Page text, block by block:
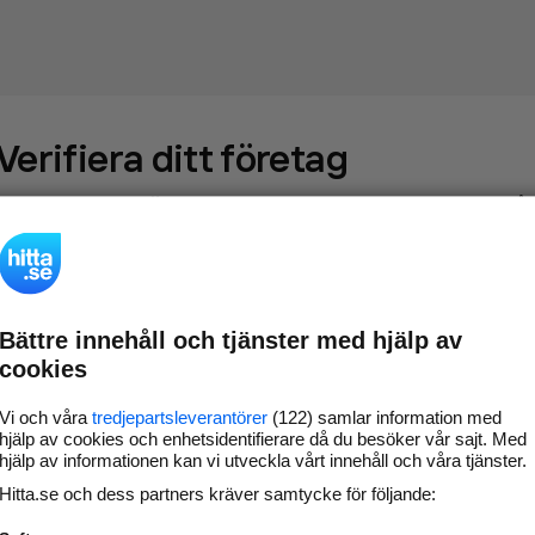
ditt företag
som69 549företag - ta kontroll över din företagssida på
hitta.se och syns bättre mot kunder i ditt närområde. Helt
kostnadsfritt.
Uppdatera din
företagsinformation
Svara på och hantera dina
Gå vidare
Bättre innehåll och tjänster med hjälp av
cookies
Vi och våra tredjepartsleverantörer (122) samlar information med
hjälp av cookies och enhetsidentifierare då du besöker vår sajt. Med
hjälp av informationen kan vi utveckla vårt innehåll och våra tjänster.
Hitta.se och dess partners kräver samtycke för följande: